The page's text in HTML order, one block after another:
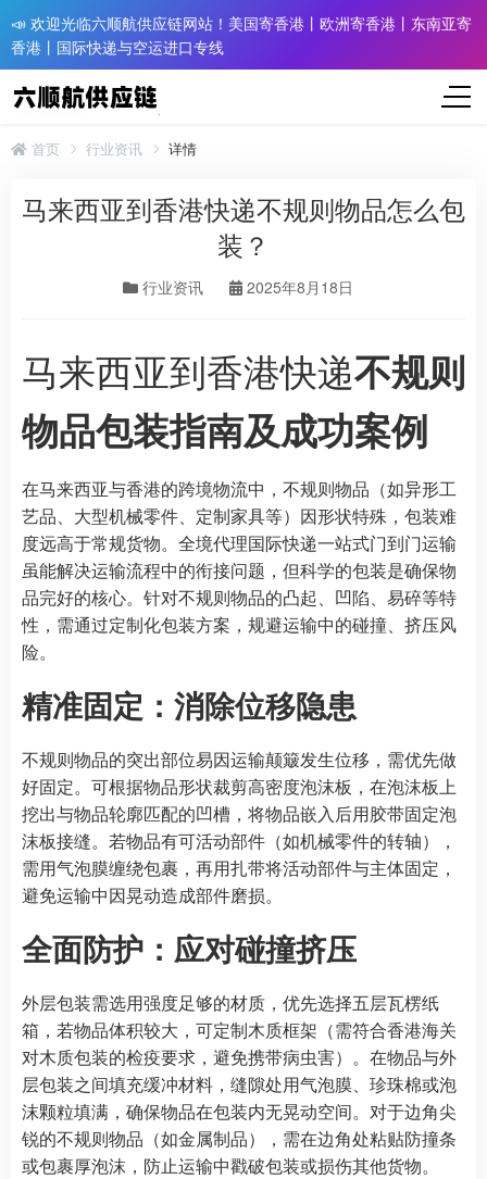
📣 欢迎光临六顺航供应链网站！美国寄香港丨欧洲寄香港丨东南亚寄
香港丨国际快递与空运进口专线
首页 行业资讯 详情
马来西亚到香港快递不规则物品怎么包
装？
行业资讯 2025年8月18日
马来西亚到香港快递不规则
物品包装指南及成功案例
在马来西亚与香港的跨境物流中，不规则物品（如异形工
艺品、大型机械零件、定制家具等）因形状特殊，包装难
度远高于常规货物。全境代理国际快递一站式门到门运输
虽能解决运输流程中的衔接问题，但科学的包装是确保物
品完好的核心。针对不规则物品的凸起、凹陷、易碎等特
性，需通过定制化包装方案，规避运输中的碰撞、挤压风
险。
精准固定：消除位移隐患
不规则物品的突出部位易因运输颠簸发生位移，需优先做
好固定。可根据物品形状裁剪高密度泡沫板，在泡沫板上
挖出与物品轮廓匹配的凹槽，将物品嵌入后用胶带固定泡
沫板接缝。若物品有可活动部件（如机械零件的转轴），
需用气泡膜缠绕包裹，再用扎带将活动部件与主体固定，
避免运输中因晃动造成部件磨损。
全面防护：应对碰撞挤压
外层包装需选用强度足够的材质，优先选择五层瓦楞纸
箱，若物品体积较大，可定制木质框架（需符合香港海关
对木质包装的检疫要求，避免携带病虫害）。在物品与外
层包装之间填充缓冲材料，缝隙处用气泡膜、珍珠棉或泡
沫颗粒填满，确保物品在包装内无晃动空间。对于边角尖
锐的不规则物品（如金属制品），需在边角处粘贴防撞条
或包裹厚泡沫，防止运输中戳破包装或损伤其他货物。